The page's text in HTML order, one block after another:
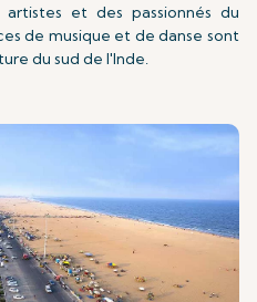
et des passionnés du
de musique et de danse sont
du sud de l'Inde.